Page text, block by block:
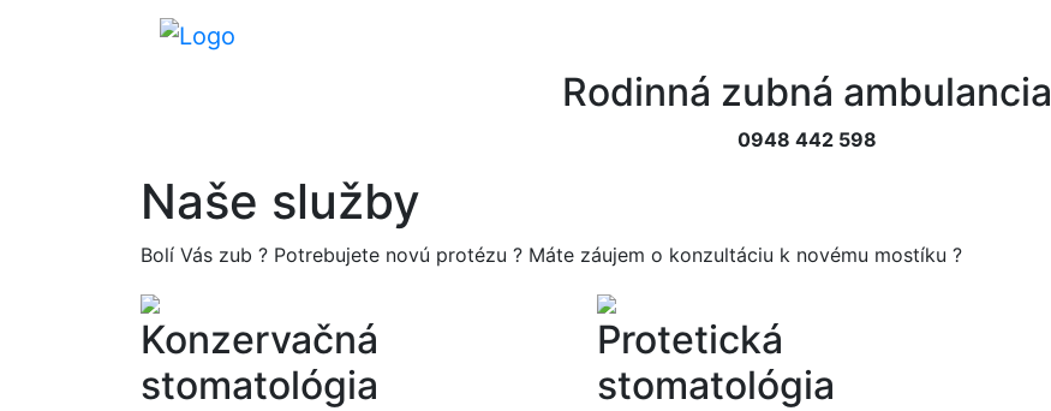
Rodinná zubná ambulancia
0948 442 598
Naše služby
Bolí Vás zub ? Potrebujete novú protézu ? Máte záujem o konzultáciu k novému mostíku ?
Konzervačná
stomatológia
Protetická
stomatológia